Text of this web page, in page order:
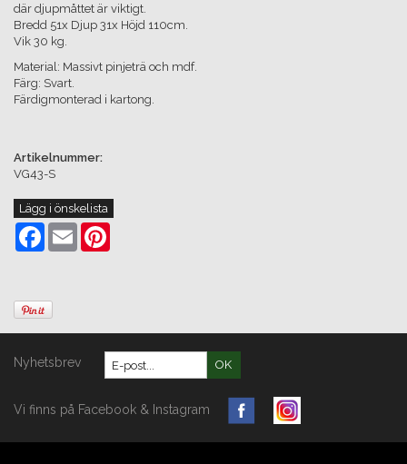
där djupmåttet är viktigt.
Bredd 51x Djup 31x Höjd 110cm.
Vik 30 kg.
Material: Massivt pinjeträ och mdf.
Färg: Svart.
Färdigmonterad i kartong.
Artikelnummer:
VG43-S
Lägg i önskelista
Facebook
Email
Nyhetsbrev OK
Vi finns på Facebook & Instagram